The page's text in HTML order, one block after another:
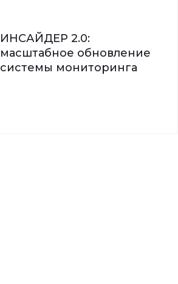
ИНСАЙДЕР 2.0:
масштабное обновление
системы мониторинга